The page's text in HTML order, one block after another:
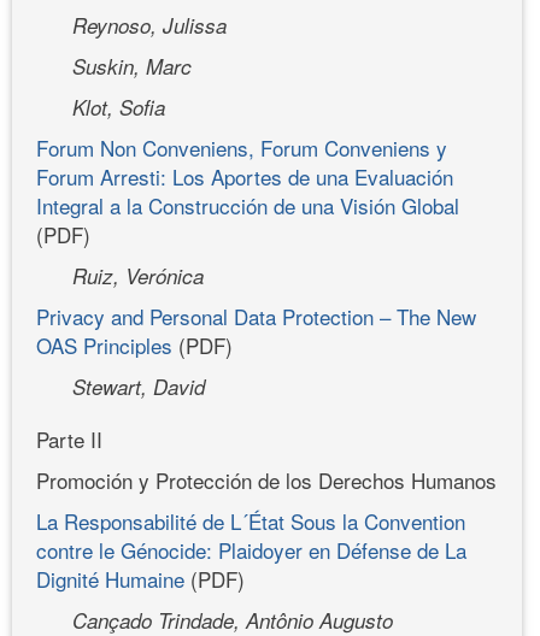
Reynoso, Julissa
Suskin, Marc
Klot, Sofia
Forum Non Conveniens, Forum Conveniens y
Forum Arresti: Los Aportes de una Evaluación
Integral a la Construcción de una Visión Global
(PDF)
Ruiz, Verónica
Privacy and Personal Data Protection – The New
OAS Principles (PDF)
Stewart, David
Parte II
Promoción y Protección de los Derechos Humanos
La Responsabilité de L´État Sous la Convention
contre le Génocide: Plaidoyer en Défense de La
Dignité Humaine (PDF)
Cançado Trindade, Antônio Augusto